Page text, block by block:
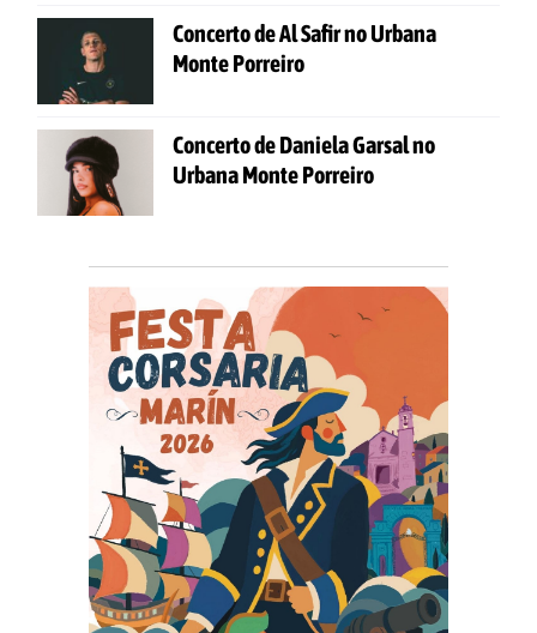
Concerto de Al Safir no Urbana
Monte Porreiro
Concerto de Daniela Garsal no
Urbana Monte Porreiro